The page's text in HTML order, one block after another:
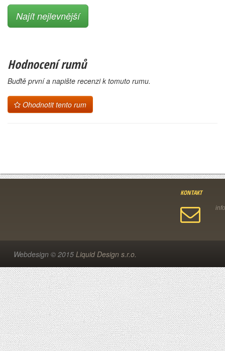
Najít nejlevnější
Hodnocení rumů
Buďtě první a napište recenzi k tomuto rumu.
Ohodnotit tento rum
KONTAKT
Webdesign © 2015 Liquid Design s.r.o.